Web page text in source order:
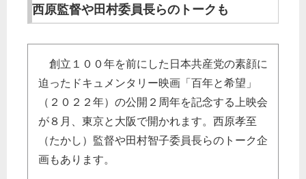
西原監督や田村委員長らのトークも
創立１００年を前にした日本共産党の素顔に
迫ったドキュメンタリー映画「百年と希望」
（２０２２年）の公開２周年を記念する上映会
が８月、東京と大阪で開かれます。西原孝至
（たかし）監督や田村智子委員長らのトーク企
画もあります。